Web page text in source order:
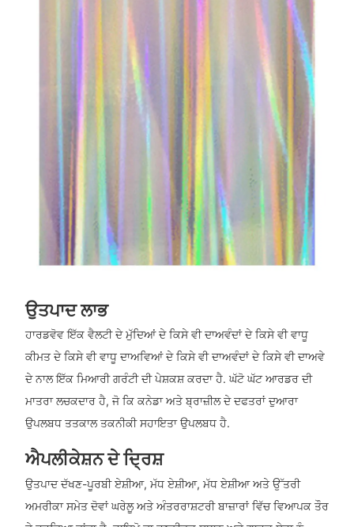
ਉਤਪਾਦ ਲਾਭ
ਹਾਰਡਵੋਵ ਇੱਕ ਵੈਲਟੀ ਦੇ ਮੁੱਦਿਆਂ ਦੇ ਕਿਸੇ ਵੀ ਦਾਅਵੰਦਾਂ ਦੇ ਕਿਸੇ ਵੀ ਵਾਧੂ
ਕੀਮਤ ਦੇ ਕਿਸੇ ਵੀ ਵਾਧੂ ਦਾਅਵਿਆਂ ਦੇ ਕਿਸੇ ਵੀ ਦਾਅਵੰਦਾਂ ਦੇ ਕਿਸੇ ਵੀ ਦਾਅਵੇ
ਦੇ ਨਾਲ ਇੱਕ ਮਿਆਰੀ ਗਰੰਟੀ ਦੀ ਪੇਸ਼ਕਸ਼ ਕਰਦਾ ਹੈ. ਘੱਟੋ ਘੱਟ ਆਰਡਰ ਦੀ
ਮਾਤਰਾ ਲਚਕਦਾਰ ਹੈ, ਜੋ ਕਿ ਕਨੇਡਾ ਅਤੇ ਬ੍ਰਾਜ਼ੀਲ ਦੇ ਦਫਤਰਾਂ ਦੁਆਰਾ
ਉਪਲਬਧ ਤਤਕਾਲ ਤਕਨੀਕੀ ਸਹਾਇਤਾ ਉਪਲਬਧ ਹੈ.
ਐਪਲੀਕੇਸ਼ਨ ਦੇ ਦ੍ਰਿਸ਼
ਉਤਪਾਦ ਦੱਖਣ-ਪੂਰਬੀ ਏਸ਼ੀਆ, ਮੱਧ ਏਸ਼ੀਆ, ਮੱਧ ਏਸ਼ੀਆ ਅਤੇ ਉੱਤਰੀ
ਅਮਰੀਕਾ ਸਮੇਤ ਦੋਵਾਂ ਘਰੇਲੂ ਅਤੇ ਅੰਤਰਰਾਸ਼ਟਰੀ ਬਾਜ਼ਾਰਾਂ ਵਿੱਚ ਵਿਆਪਕ ਤੌਰ